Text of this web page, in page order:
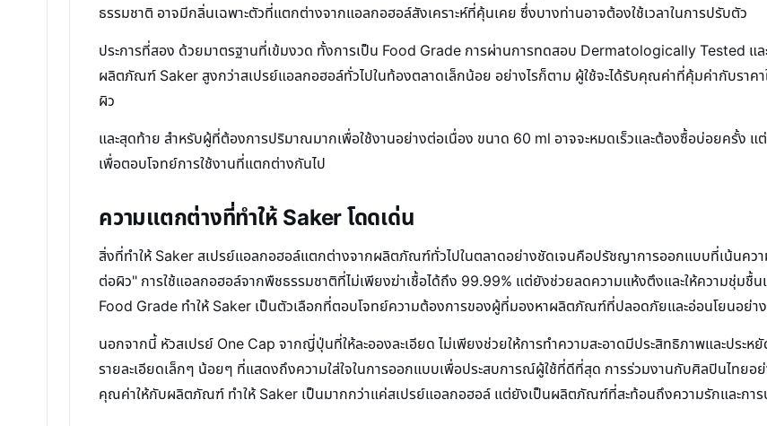
ธรรมชาติ อาจมีกลิ่นเฉพาะตัวที่แตกต่างจากแอลกอฮอล์สังเคราะห์ที่คุ้นเคย ซึ่งบางท่านอาจต้องใช้เวลาในการปรับตัว
ประการที่สอง ด้วยมาตรฐานที่เข้มงวด ทั้งการเป็น Food Grade การผ่านการทดสอบ Dermatologically Tested แ
ผลิตภัณฑ์ Saker สูงกว่าสเปรย์แอลกอฮอล์ทั่วไปในท้องตลาดเล็กน้อย อย่างไรก็ตาม ผู้ใช้จะได้รับคุณค่าที่คุ้มค่ากับรา
ผิว
และสุดท้าย สำหรับผู้ที่ต้องการปริมาณมากเพื่อใช้งานอย่างต่อเนื่อง ขนาด 60 ml อาจจะหมดเร็วและต้องซื้อบ่อยครั้ง
เพื่อตอบโจทย์การใช้งานที่แตกต่างกันไป
ความแตกต่างที่ทำให้ Saker โดดเด่น
สิ่งที่ทำให้ Saker สเปรย์แอลกอฮอล์แตกต่างจากผลิตภัณฑ์ทั่วไปในตลาดอย่างชัดเจนคือปรัชญาการออกแบบที่เน้นควา
ต่อผิว" การใช้แอลกอฮอล์จากพืชธรรมชาติที่ไม่เพียงฆ่าเชื้อได้ถึง 99.99% แต่ยังช่วยลดความแห้งตึงและให้ความชุ่ม
Food Grade ทำให้ Saker เป็นตัวเลือกที่ตอบโจทย์ความต้องการของผู้ที่มองหาผลิตภัณฑ์ที่ปลอดภัยและอ่อนโยนอย่า
นอกจากนี้ หัวสเปรย์ One Cap จากญี่ปุ่นที่ให้ละอองละเอียด ไม่เพียงช่วยให้การทำความสะอาดมีประสิทธิภาพและประ
รายละเอียดเล็กๆ น้อยๆ ที่แสดงถึงความใส่ใจในการออกแบบเพื่อประสบการณ์ผู้ใช้ที่ดีที่สุด การร่วมงานกับศิลปินไทย
คุณค่าให้กับผลิตภัณฑ์ ทำให้ Saker เป็นมากกว่าแค่สเปรย์แอลกอฮอล์ แต่ยังเป็นผลิตภัณฑ์ที่สะท้อนถึงความรักและกา